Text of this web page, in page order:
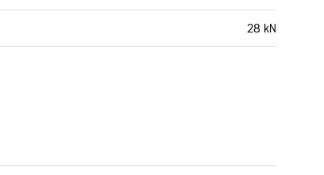
28 kN